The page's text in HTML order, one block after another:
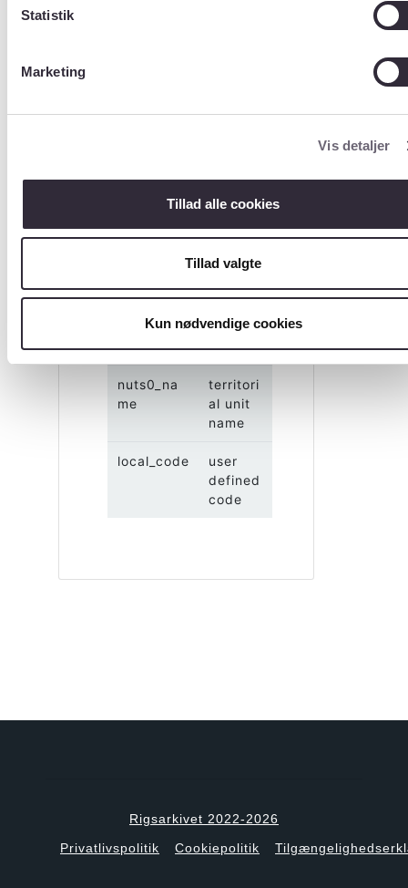
Statistik
Marketing
Vis detaljer
Tillad alle cookies
Tillad valgte
Kun nødvendige cookies
(Kolonner/variable
) ?
Navn Indhold
nuts0_id
NUTS
code
nuts0_na
me
territori
al unit
name
local_code
user
defined
code
Rigsarkivet 2022-2026
Privatlivspolitik
Cookiepolitik